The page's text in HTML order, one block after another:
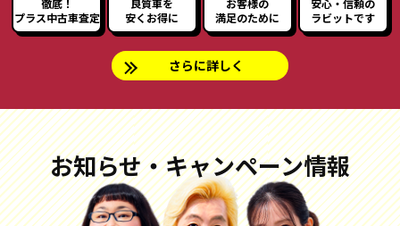
徹底！
プラス中古車査定
良質車を
安くお得に
お客様の
満足のために
安心・信頼の
ラビットです
さらに詳しく
お知らせ・キャンペーン情報